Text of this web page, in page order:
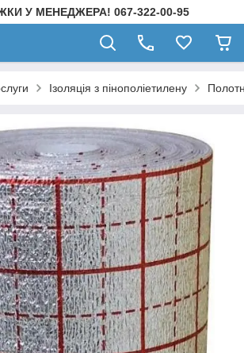
У МЕНЕДЖЕРА! 067-322-00-95
Ізоляція з пінополіетилену